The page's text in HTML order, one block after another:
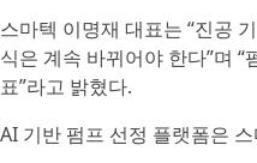
스마텍 이명재 대표는 “진공
식은 계속 바뀌어야 한다”며
표”라고 밝혔다.
AI 기반 펌프 선정 플랫폼은